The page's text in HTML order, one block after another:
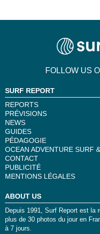
FOLLOW US
SURF REPORT
REPORTS
PRÉVISIONS
NEWS
GUIDES
PÉDAGOGIE
OCEAN ADVENTURE SURF
CONTACT
PUBLICITÉ
MENTIONS LÉGALES
ABOUT US
Depuis 1991, Surf Report est la
plus de 30 photos du jour en
à 7 jours.